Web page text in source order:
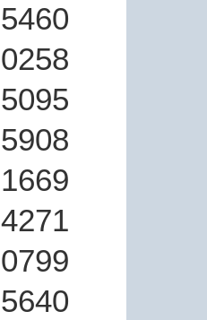
5460
0258
5095
5908
1669
4271
0799
5640